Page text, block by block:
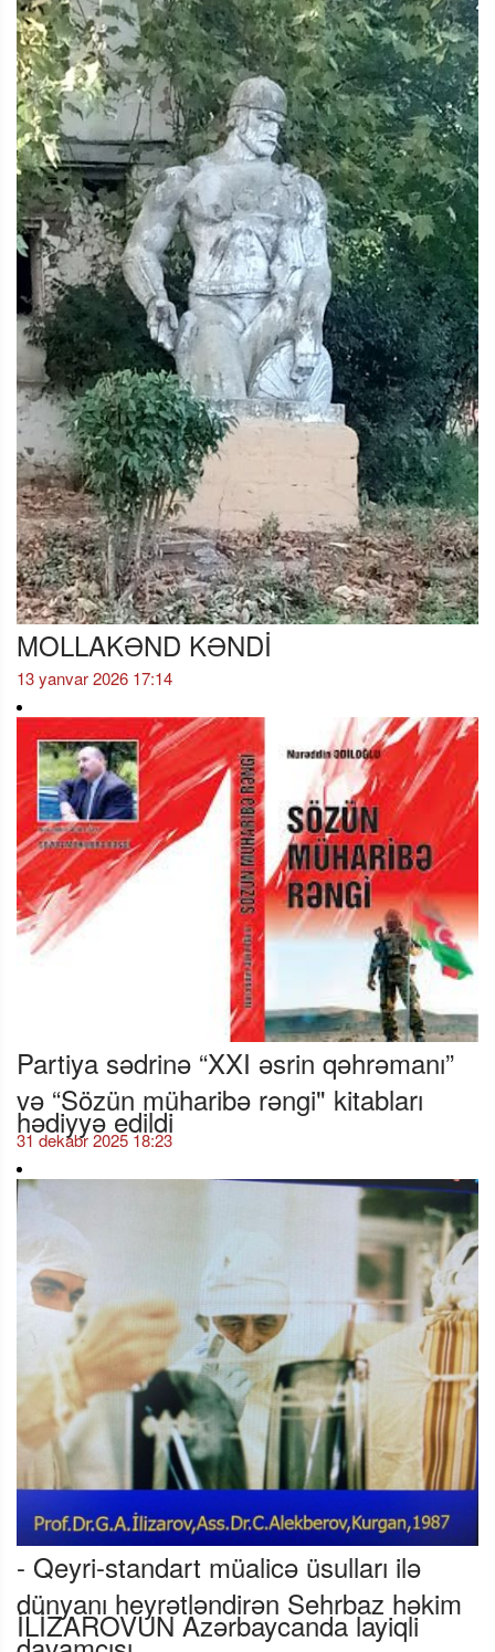
MOLLAKƏND KƏNDİ
13 yanvar 2026 17:14
Partiya sədrinə “XXI əsrin qəhrəmanı”
və “Sözün müharibə rəngi" kitabları
hədiyyə edildi
31 dekabr 2025 18:23
- Qeyri-standart müalicə üsulları ilə
dünyanı heyrətləndirən Sehrbaz həkim
İLİZAROVUN Azərbaycanda layiqli
davamçısı,